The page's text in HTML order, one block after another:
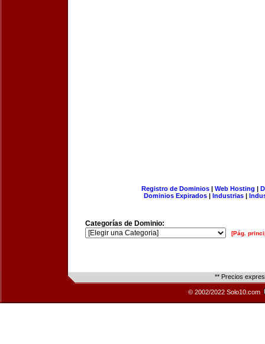
Registro de Dominios| Web Hosting |
Dominios Expirados | Industrias |
Categorías de Dominio:
[Pág.
** Precios
© 2002/2022 Solo10.com